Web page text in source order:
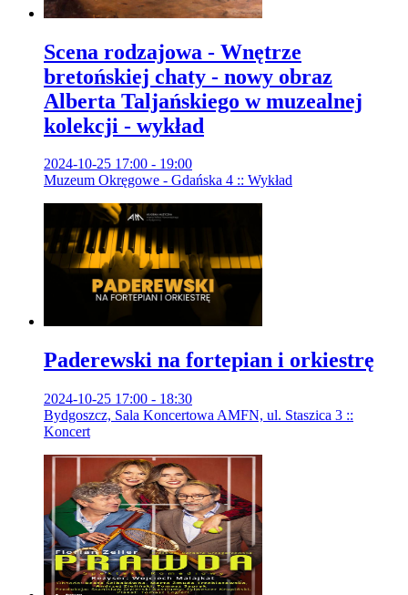
Scena rodzajowa - Wnętrze
bretońskiej chaty - nowy obraz
Alberta Taljańskiego w muzealnej
kolekcji - wykład
2024-10-25 17:00 - 19:00
Muzeum Okręgowe - Gdańska 4 :: Wykład
Paderewski na fortepian i orkiestrę
2024-10-25 17:00 - 18:30
Bydgoszcz, Sala Koncertowa AMFN, ul. Staszica 3 ::
Koncert